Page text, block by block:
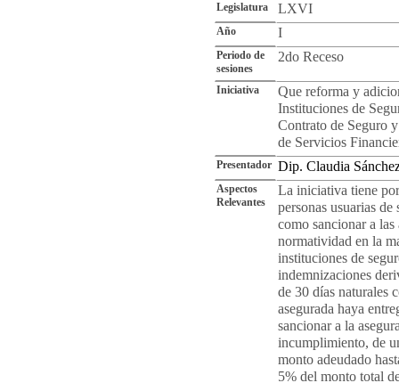
Legislatura LXVI
Año I
Periodo de
sesiones
2do Receso
Iniciativa
Que reforma y
Instituciones de
Contrato de Seguro
de Servicios
Presentador Dip. Claudia
Aspectos
Relevantes
La iniciativa tiene
personas usuarias
como sancionar a
normatividad en la
instituciones de
indemnizaciones
de 30 días naturales
asegurada haya
sancionar a la
incumplimiento, de
monto adeudado
5% del monto total